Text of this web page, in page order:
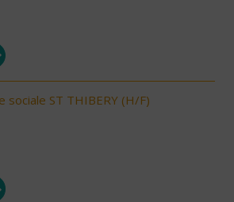
sociale ST THIBERY (H/F)